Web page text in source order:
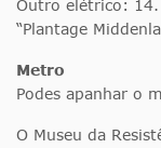
Outro elétrico: 14.
“Plantage
Metro
Podes apanhar o
O Museu da